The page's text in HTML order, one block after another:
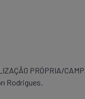
PRÓPRIA/
Rodrigues.